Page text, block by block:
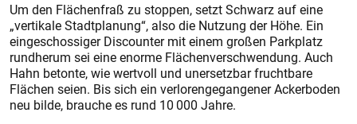
Um den Flächenfraß zu stoppen, setzt Schwarz auf eine
„vertikale Stadtplanung“, also die Nutzung der Höhe. Ein
eingeschossiger Discounter mit einem großen Parkplatz
rundherum sei eine enorme Flächenverschwendung. Auch
Hahn betonte, wie wertvoll und unersetzbar fruchtbare
Flächen seien. Bis sich ein verlorengegangener Ackerboden
neu bilde, brauche es rund 10 000 Jahre.